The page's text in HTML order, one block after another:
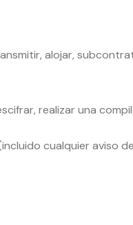
alojar,
realizar una
cualquier aviso